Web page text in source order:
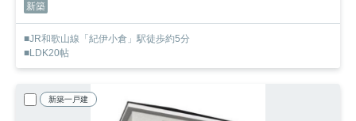
新築
■JR和歌山線「紀伊小倉」駅徒歩約5分
■LDK20帖
新築一戸建